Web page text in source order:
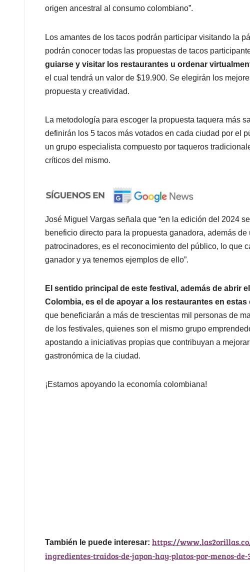
origen ancestral al consumo colombiano”.
Los amantes de los tacos podrán participar visitando la
podrán conocer todas las propuestas de tacos
guiarse y visitar los restaurantes u ordenar
el cual tendrá un valor de $19.900. Se elegirán los
propuesta y creatividad.
La metodología para escoger la propuesta taquera más
definirán los 5 tacos más votados en cada ciudad por el
un grupo especialista compuesto por taqueros
críticos del mismo.
José Miguel Vargas señala que “en la edición del 2024
beneficio directo para la propuesta ganadora, además
patrocinadores, es el reconocimiento del público, lo que
ganador y ya tenemos ejemplos de ello”.
El sentido principal de este festival, además de abrir
Colombia, es el de apoyar a los restaurantes en estas
que beneficiarán a más de trescientas mil personas de
de los festivales, quienes son el mismo grupo
apostando a iniciativas propias que contribuyan a
gastronómica de la ciudad.
¡Estamos apoyando la economía colombiana!
También le puede interesar: https://
ingredientes-traidos-de-japon-hay-platos-por-menos-